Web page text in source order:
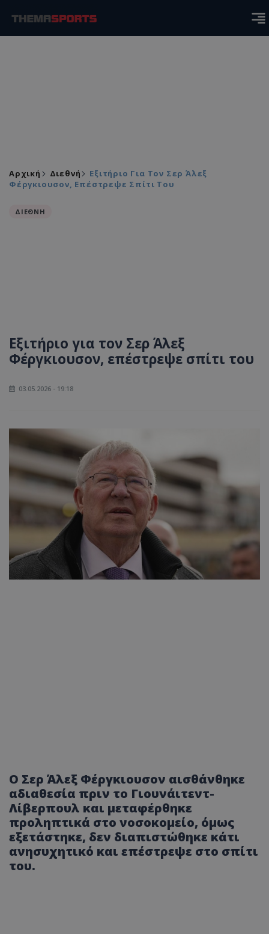
Αρχική Διεθνή
Εξιτήριο Για Τον Σερ Άλεξ
Φέργκιουσον, Επέστρεψε Σπίτι Του
ΔΙΕΘΝΗ
Εξιτήριο για τον Σερ Άλεξ
Φέργκιουσον, επέστρεψε σπίτι του
03.05.2026 - 19:18
Ο Σερ Άλεξ Φέργκιουσον αισθάνθηκε
αδιαθεσία πριν το Γιουνάιτεντ-
Λίβερπουλ και μεταφέρθηκε
προληπτικά στο νοσοκομείο, όμως
εξετάστηκε, δεν διαπιστώθηκε κάτι
ανησυχητικό και επέστρεψε στο σπίτι
του.